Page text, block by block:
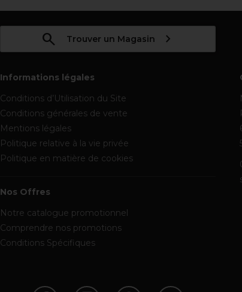
Trouver un Magasin
Informations légales
Conditions d’Utilisation du Site
Conditions générales de vente
Mentions légales
Politique relative à la vie privée
Politique en matière de cookies
Nos Offres
Notre catalogue promotionnel
Comprendre nos promotions
Conditions Spécifiques